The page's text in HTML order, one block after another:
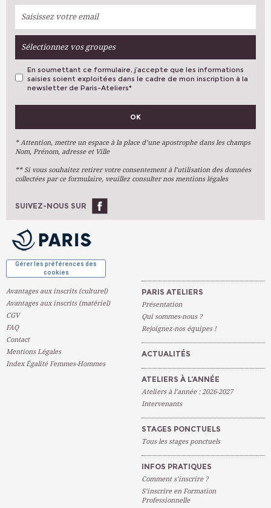
Sélectionnez vos groupes
VOS PRÉFÉRENCES
Arts Plastiques
Arts Du Texte
Arts Numériques
Ateliers À L'année
En soumettant ce formulaire, j’accepte que les informations
saisies soient exploitées dans le cadre de mon inscription à la
newsletter de Paris-Ateliers*
OK
* Attention, mettre un espace à la place d’une apostrophe dans les champs
Nom, Prénom, adresse et Ville
** Si vous souhaitez retirer votre consentement à l’utilisation des données
collectées par ce formulaire, veuillez consulter nos mentions légales
SUIVEZ-NOUS SUR
Gérer les préférences des
cookies
Avantages aux inscrits (culturel)
Avantages aux inscrits (matériel)
CGV
FAQ
Contact
Mentions Légales
Index Égalité Femmes-Hommes
PARIS ATELIERS
Présentation
Qui sommes-nous ?
Rejoignez-nos équipes !
ACTUALITÉS
ATELIERS À L’ANNÉE
Ateliers à l’année : 2026-2027
Intervenants
STAGES PONCTUELS
Tous les stages ponctuels
INFOS PRATIQUES
Comment s’inscrire ?
S’inscrire en Formation
Professionnelle